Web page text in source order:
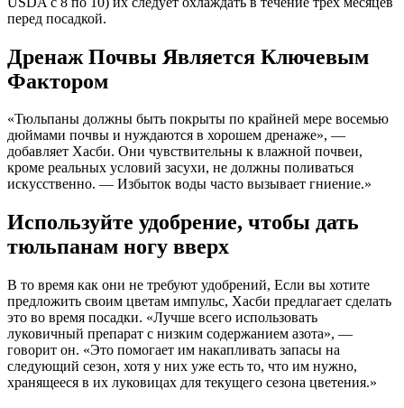
перед посадкой.
Дренаж Почвы Является Ключевым
Фактором
«Тюльпаны должны быть покрыты по крайней мере восемью
дюймами почвы и нуждаются в хорошем дренаже», —
добавляет Хасби. Они чувствительны к влажной почвеи,
кроме реальных условий засухи, не должны поливаться
искусственно. — Избыток воды часто вызывает гниение.»
Используйте удобрение, чтобы дать
тюльпанам ногу вверх
В то время как они не требуют удобрений, Если вы хотите
предложить своим цветам импульс, Хасби предлагает сделать
это во время посадки. «Лучше всего использовать
луковичный препарат с низким содержанием азота», —
говорит он. «Это помогает им накапливать запасы на
следующий сезон, хотя у них уже есть то, что им нужно,
хранящееся в их луковицах для текущего сезона цветения.»